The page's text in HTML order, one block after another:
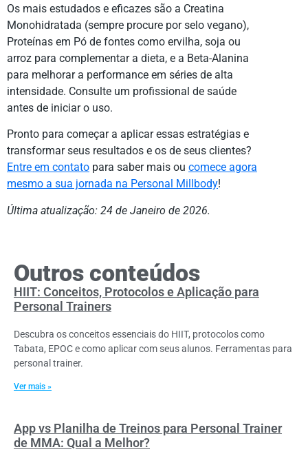
Os mais estudados e eficazes são a Creatina
Monohidratada (sempre procure por selo vegano),
Proteínas em Pó de fontes como ervilha, soja ou
arroz para complementar a dieta, e a Beta-Alanina
para melhorar a performance em séries de alta
intensidade. Consulte um profissional de saúde
antes de iniciar o uso.
Pronto para começar a aplicar essas estratégias e
transformar seus resultados e os de seus clientes?
Entre em contato para saber mais ou comece agora
mesmo a sua jornada na Personal Millbody!
Última atualização: 24 de Janeiro de 2026.
Outros conteúdos
HIIT: Conceitos, Protocolos e Aplicação para
Personal Trainers
Descubra os conceitos essenciais do HIIT, protocolos como
Tabata, EPOC e como aplicar com seus alunos. Ferramentas para
personal trainer.
Ver mais »
App vs Planilha de Treinos para Personal Trainer
de MMA: Qual a Melhor?